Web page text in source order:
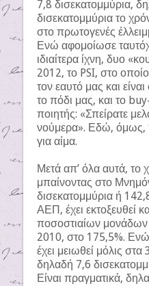
7,8 δισεκατομμύρια,
δισεκατομμύρια το
στο πρωτογενές
Ενώ αφομοίωσε
ιδιαίτερα ίχνη, δυο
2012, το PSI, στο
τον εαυτό μας και
το πόδι μας, και το
ποιητής: «Σπείρατε
νούμερα». Εδώ, όμως,
για αίμα.
Μετά απ’ όλα αυτά, το
μπαίνοντας στο
δισεκατομμύρια ή
ΑΕΠ, έχει εκτοξευθεί
ποσοστιαίων
2010, στο 175,5%.
έχει μειωθεί μόλις
δηλαδή 7,6
Είναι πραγματικά,